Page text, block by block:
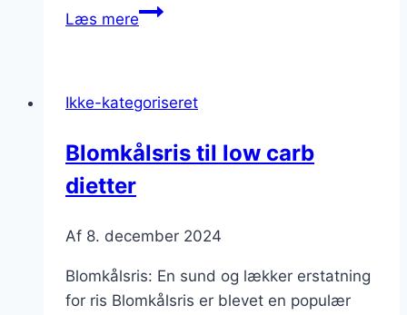
Læs mereBlomkålsris
til
kød
Ikke-kategoriseret
Blomkålsris til low carb
dietter
Af 8. december 2024
Blomkålsris: En sund og lækker erstatning
for ris Blomkålsris er blevet en populær